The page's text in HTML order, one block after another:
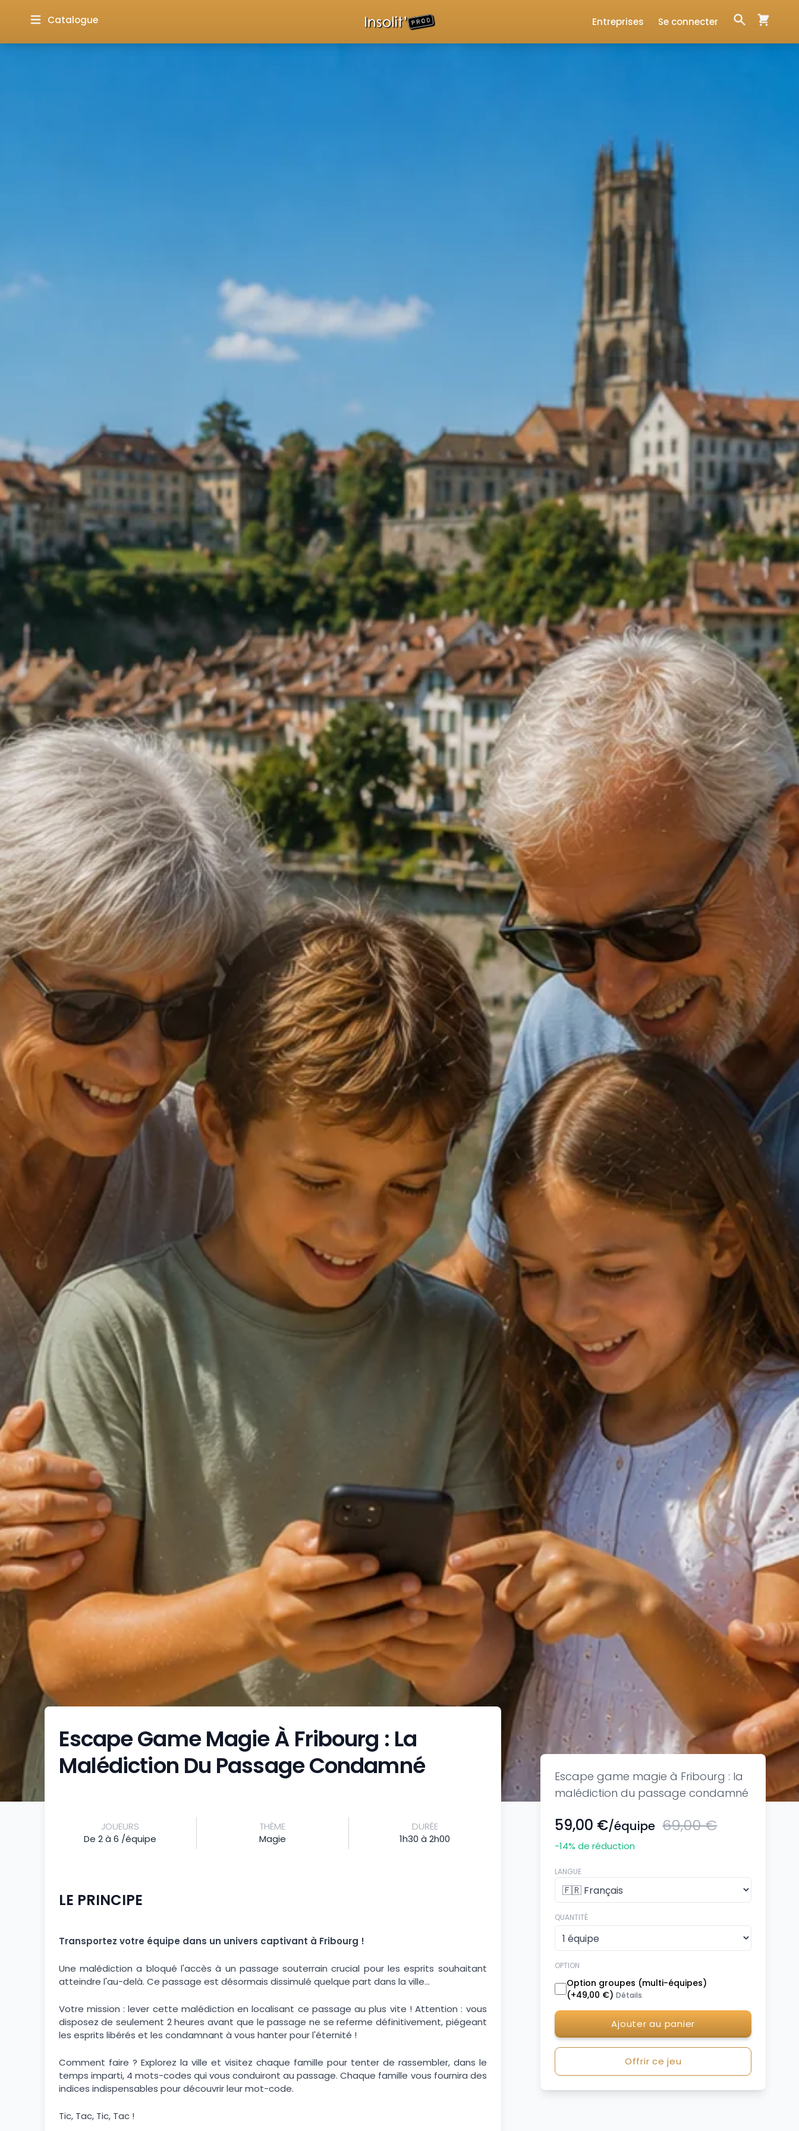
Catalogue Entreprises Se connecter
Escape game magie à Fribourg : la
malédiction du passage condamné
59,00 €/équipe 69,00 €
-14% de réduction
LANGUE
QUANTITÉ
OPTION
Option groupes (multi-équipes)
(+49,00 €)Détails
Ajouter au panier
Offrir ce jeu
Escape Game Magie À Fribourg : La
Malédiction Du Passage Condamné
JOUEURS
De 2 à 6 /équipe
THÈME
Magie
DURÉE
1h30 à 2h00
LE PRINCIPE
Transportez votre équipe dans un univers captivant à Fribourg !
Une malédiction a bloqué l'accès à un passage souterrain crucial pour les esprits souhaitant
atteindre l'au-delà. Ce passage est désormais dissimulé quelque part dans la ville…
Votre mission : lever cette malédiction en localisant ce passage au plus vite ! Attention : vous
disposez de seulement 2 heures avant que le passage ne se referme définitivement, piégeant
les esprits libérés et les condamnant à vous hanter pour l'éternité !
Comment faire ? Explorez la ville et visitez chaque famille pour tenter de rassembler, dans le
temps imparti, 4 mots-codes qui vous conduiront au passage. Chaque famille vous fournira des
indices indispensables pour découvrir leur mot-code.
Tic, Tac, Tic, Tac !